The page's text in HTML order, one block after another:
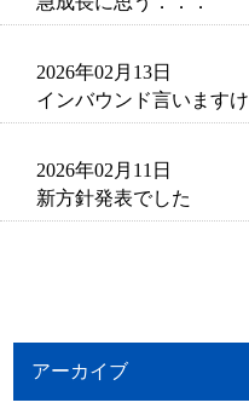
2026年02月13日
インバウンド言います
2026年02月11日
新方針発表でした
アーカイブ